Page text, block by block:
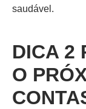
saudável.
DICA 2
O